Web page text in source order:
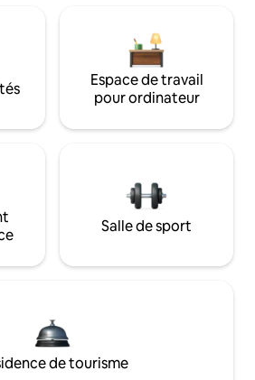
Espace de travail
pour ordinateur
Salle de sport
de tourisme